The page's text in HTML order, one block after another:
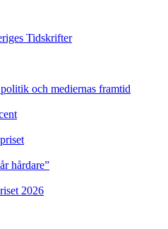
Tidskrifter
och mediernas framtid
hårdare”
2026